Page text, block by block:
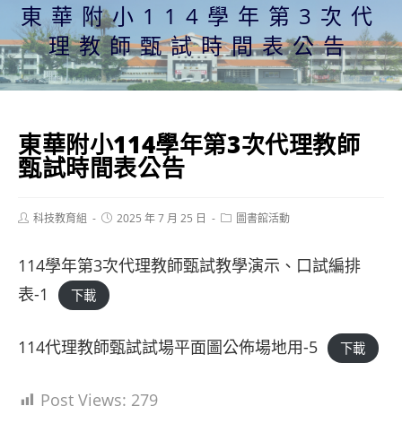
東華附小114學年第3次代
理教師甄試時間表公告
東華附小114學年第3次代理教師
甄試時間表公告
Post科技教育組
Post2025 年 7 月 25 日
Post圖書館活動
114學年第3次代理教師甄試教學演示、口試編排
表-1
下載
114代理教師甄試試場平面圖公佈場地用-5 下載
Post Views: 279